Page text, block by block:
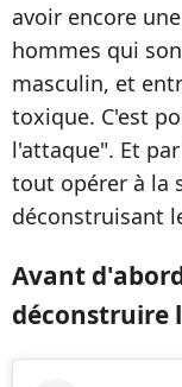
avoir encore
hommes qui
masculin, et
toxique. C'est
l'attaque". Et
tout opérer à la
déconstruisant
Avant
déconstruire